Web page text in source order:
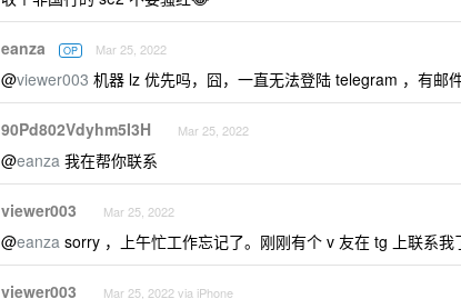
eanza OP Mar 25, 2022
@viewer003 机器 lz 优先吗，囧，一直无法登陆 telegram ，有邮件
90Pd802Vdyhm5I3H Mar 25, 2022
@eanza 我在帮你联系
viewer003 Mar 25, 2022
@eanza sorry ，上午忙工作忘记了。刚刚有个 v 友在 tg 上联系
viewer003 Mar 25, 2022 via iPhone